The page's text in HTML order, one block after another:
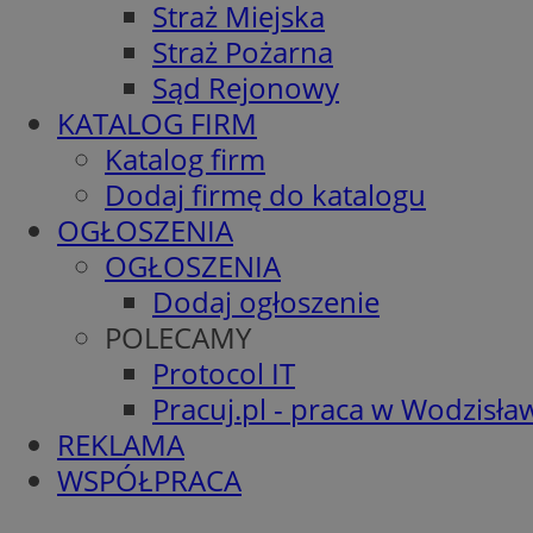
Straż Miejska
Straż Pożarna
Sąd Rejonowy
KATALOG FIRM
Katalog firm
Dodaj firmę do katalogu
OGŁOSZENIA
OGŁOSZENIA
Dodaj ogłoszenie
POLECAMY
Protocol IT
Pracuj.pl - praca w
REKLAMA
WSPÓŁPRACA